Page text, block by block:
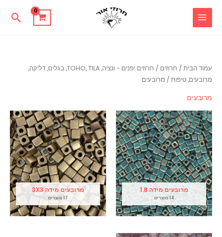
דילוג
חיפוש
עמוד הבית / חרוזים /
חרוזים יפנים - ונציה, TOHO, TILA, בגלים, דליקה,
מרובעים, טיפות / מרובעים
מרובעים
מרובעים מידה 1.8
14 מוצרים
מרובעים מידה 3X3
17 מוצרים